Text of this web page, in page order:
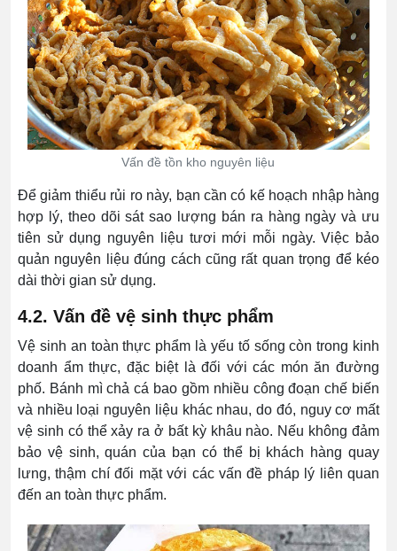
Vấn đề tồn kho nguyên liệu
Để giảm thiểu rủi ro này, bạn cần có kế hoạch nhập hàng
hợp lý, theo dõi sát sao lượng bán ra hàng ngày và ưu
tiên sử dụng nguyên liệu tươi mới mỗi ngày. Việc bảo
quản nguyên liệu đúng cách cũng rất quan trọng để kéo
dài thời gian sử dụng.
4.2. Vấn đề vệ sinh thực phẩm
Vệ sinh an toàn thực phẩm là yếu tố sống còn trong kinh
doanh ẩm thực, đặc biệt là đối với các món ăn đường
phố. Bánh mì chả cá bao gồm nhiều công đoạn chế biến
và nhiều loại nguyên liệu khác nhau, do đó, nguy cơ mất
vệ sinh có thể xảy ra ở bất kỳ khâu nào. Nếu không đảm
bảo vệ sinh, quán của bạn có thể bị khách hàng quay
lưng, thậm chí đối mặt với các vấn đề pháp lý liên quan
đến an toàn thực phẩm.